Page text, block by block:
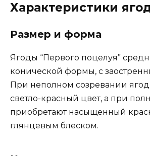
Характеристики
Размер и форма
Ягоды “Первого поцелуя”
конической формы, с
При неполном созревании
светло-красный цвет, а при
приобретают насыщенный
глянцевым блеском.